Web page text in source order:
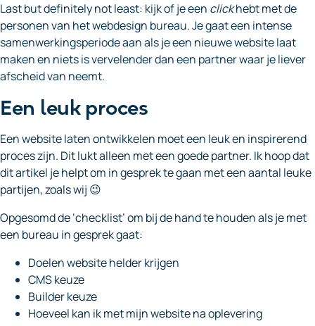
Last but definitely not least: kijk of je een clickhebt met de
personen van het webdesign bureau. Je gaat een intense
samenwerkingsperiode aan als je een nieuwe website laat
maken en niets is vervelender dan een partner waar je liever
afscheid van neemt.
Een leuk proces
Een website laten ontwikkelen moet een leuk en inspirerend
proces zijn. Dit lukt alleen met een goede partner. Ik hoop dat
dit artikel je helpt om in gesprek te gaan met een aantal leuke
partijen, zoals wij 😉
Opgesomd de ‘checklist’ om bij de hand te houden als je met
een bureau in gesprek gaat:
Doelen website helder krijgen
CMS keuze
Builder keuze
Hoeveel kan ik met mijn website na oplevering